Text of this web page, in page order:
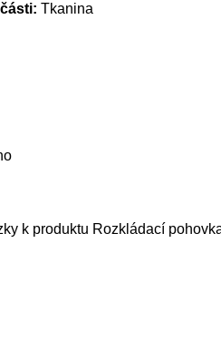
Tkanina
k produktu Rozkládací